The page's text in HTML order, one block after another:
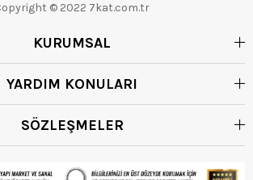
© 2022 7kat.com.tr
KURUMSAL
YARDIM KONULARI
SÖZLEŞMELER